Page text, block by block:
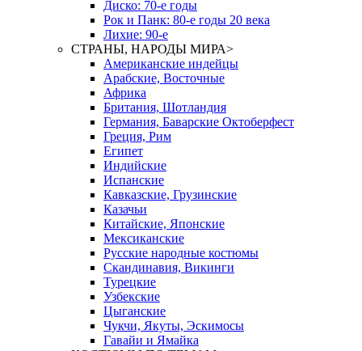
Диско: 70-е годы
Рок и Панк: 80-е годы 20 века
Лихие: 90-е
СТРАНЫ, НАРОДЫ МИРА>
Американские индейцы
Арабские, Восточные
Африка
Британия, Шотландия
Германия, Баварские Октоберфест
Греция, Рим
Египет
Индийские
Испанские
Кавказские, Грузинские
Казачьи
Китайские, Японские
Мексиканские
Русские народные костюмы
Скандинавия, Викинги
Турецкие
Узбекские
Цыганские
Чукчи, Якуты, Эскимосы
Гавайи и Ямайка